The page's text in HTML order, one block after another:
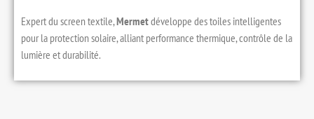
Expert du screen textile,Mermetdéveloppe des toiles intelligentes
pour la protection solaire, alliant performance thermique, contrôle de la
lumière et durabilité.